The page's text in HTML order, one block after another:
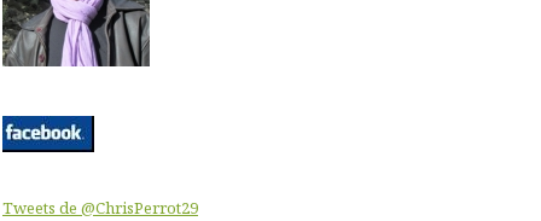
Tweets de @ChrisPerrot29